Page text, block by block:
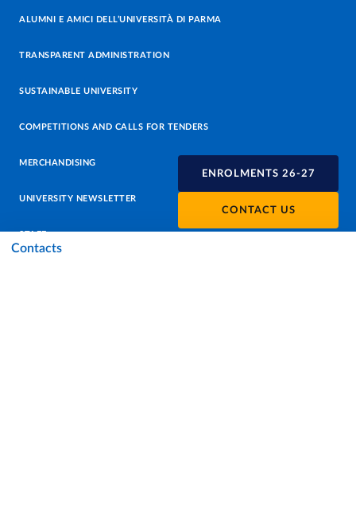
ENROLMENTS 26-27
CONTACT US
Contacts
ALUMNI E AMICI DELL’UNIVERSITÀ DI PARMA
TRANSPARENT ADMINISTRATION
SUSTAINABLE UNIVERSITY
COMPETITIONS AND CALLS FOR TENDERS
MERCHANDISING
UNIVERSITY NEWSLETTER
STAFF